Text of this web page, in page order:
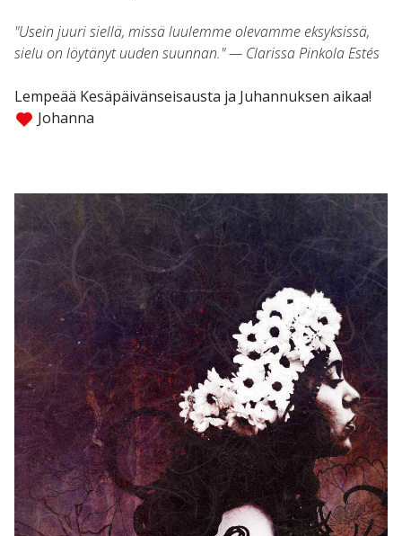
"Usein juuri siellä, missä luulemme olevamme eksyksissä,
sielu on löytänyt uuden suunnan." — Clarissa Pinkola Estés
Lempeää Kesäpäivänseisausta ja Juhannuksen aikaa!
Johanna